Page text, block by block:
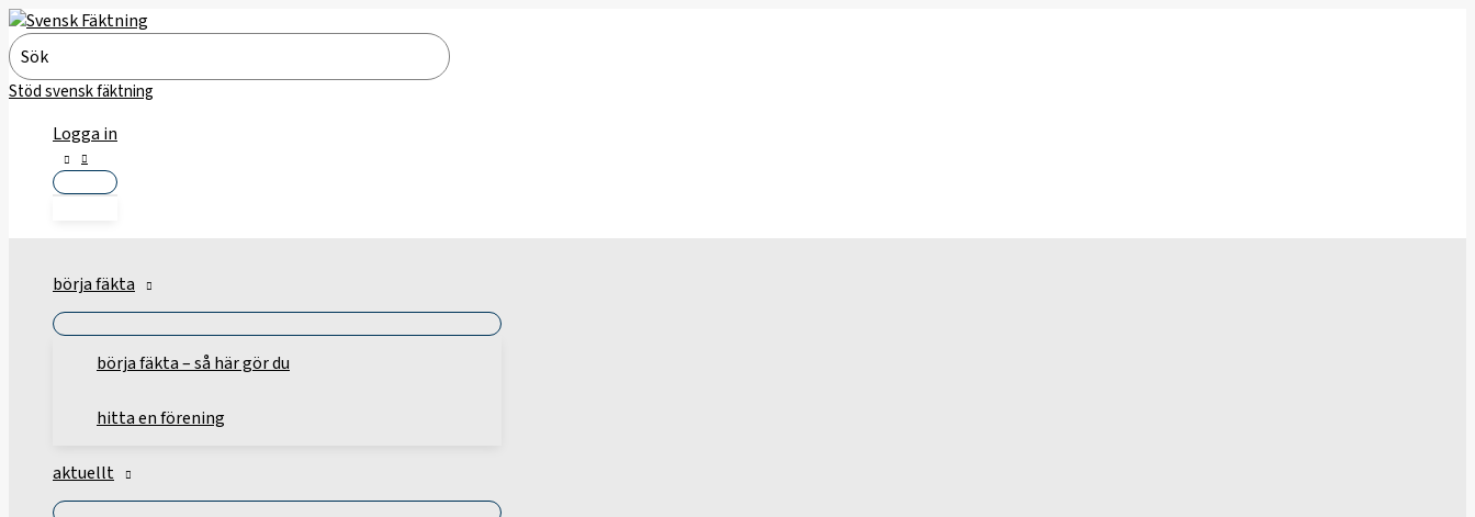
Hoppa
till
innehåll
Search
for:
Stöd svensk fäktning
Logga in
börja fäkta
börja fäkta – så här gör du
hitta en förening
aktuellt